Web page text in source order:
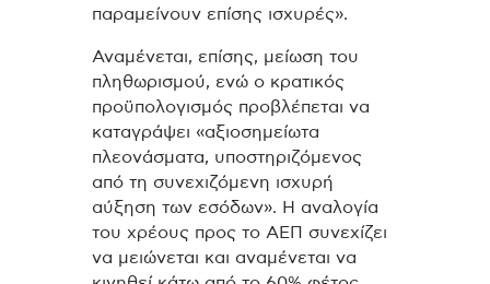
παραμείνουν επίσης ισχυρές».
Αναμένεται, επίσης, μείωση του
πληθωρισμού, ενώ ο κρατικός
προϋπολογισμός προβλέπεται να
καταγράψει «αξιοσημείωτα
πλεονάσματα, υποστηριζόμενος
από τη συνεχιζόμενη ισχυρή
αύξηση των εσόδων». Η αναλογία
του χρέους προς το ΑΕΠ συνεχίζει
να μειώνεται και αναμένεται να